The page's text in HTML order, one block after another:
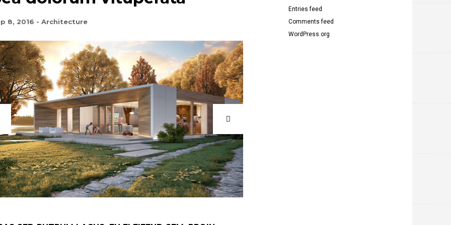
8, 2016 - Architecture
Entries feed
Comments feed
WordPress.org